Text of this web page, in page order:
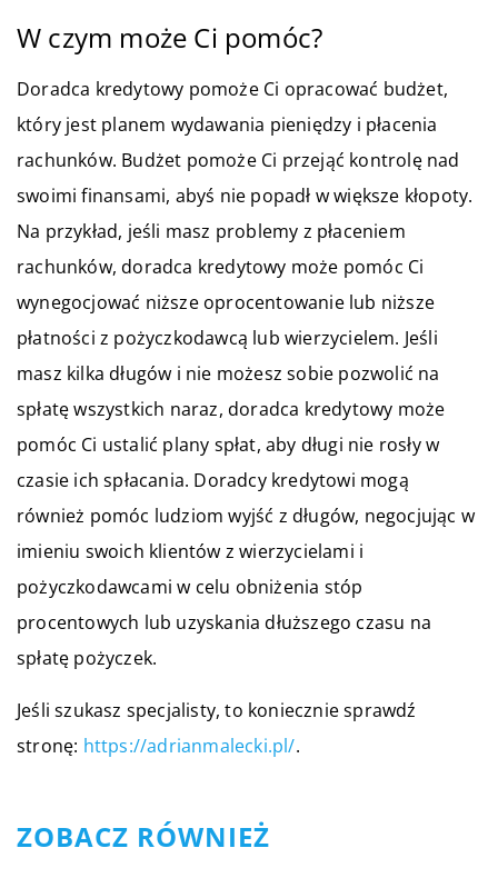
W czym może Ci pomóc?
Doradca kredytowy pomoże Ci opracować budżet,
który jest planem wydawania pieniędzy i płacenia
rachunków. Budżet pomoże Ci przejąć kontrolę nad
swoimi finansami, abyś nie popadł w większe kłopoty.
Na przykład, jeśli masz problemy z płaceniem
rachunków, doradca kredytowy może pomóc Ci
wynegocjować niższe oprocentowanie lub niższe
płatności z pożyczkodawcą lub wierzycielem. Jeśli
masz kilka długów i nie możesz sobie pozwolić na
spłatę wszystkich naraz, doradca kredytowy może
pomóc Ci ustalić plany spłat, aby długi nie rosły w
czasie ich spłacania. Doradcy kredytowi mogą
również pomóc ludziom wyjść z długów, negocjując w
imieniu swoich klientów z wierzycielami i
pożyczkodawcami w celu obniżenia stóp
procentowych lub uzyskania dłuższego czasu na
spłatę pożyczek.
Jeśli szukasz specjalisty, to koniecznie sprawdź
stronę: https://adrianmalecki.pl/.
ZOBACZ RÓWNIEŻ